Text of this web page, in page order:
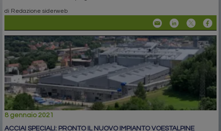
di Redazione siderweb
8 gennaio 2021
ACCIAI SPECIALI: PRONTO IL NUOVO IMPIANTO VOESTALPINE